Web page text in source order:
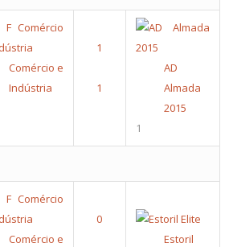
Comércio e
Indústria
AD
Almada
2015
1
Comércio e
Estoril